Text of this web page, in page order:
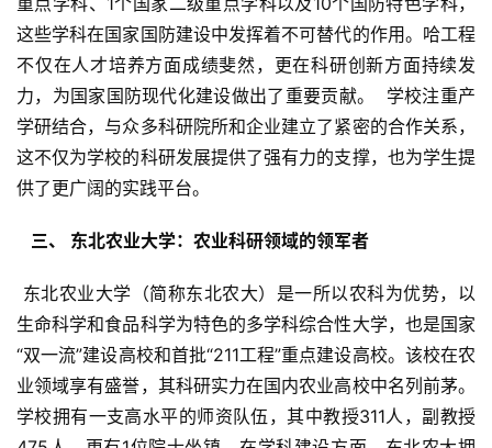
这些学科在国家国防建设中发挥着不可替代的作用。哈工程
不仅在人才培养方面成绩斐然，更在科研创新方面持续发
力，为国家国防现代化建设做出了重要贡献。  学校注重产
学研结合，与众多科研院所和企业建立了紧密的合作关系，
这不仅为学校的科研发展提供了强有力的支撑，也为学生提
供了更广阔的实践平台。
  三、 东北农业大学：农业科研领域的领军者
生命科学和食品科学为特色的多学科综合性大学，也是国家
“双一流”建设高校和首批“211工程”重点建设高校。该校在农
业领域享有盛誉，其科研实力在国内农业高校中名列前茅。
学校拥有一支高水平的师资队伍，其中教授311人，副教授